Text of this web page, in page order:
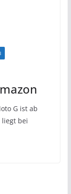
G ist ab
liegt bei